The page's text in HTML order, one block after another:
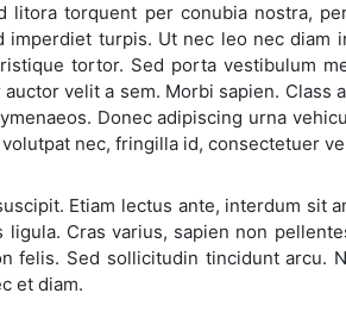
litora torquent per conubia nostra,
turpis. Ut nec leo nec diam
tortor. Sed porta vestibulum
velit a sem. Morbi sapien.
Donec adipiscing urna
nec, fringilla id, consectetuer
Etiam lectus ante, interdum sit
ligula. Cras varius, sapien non
felis. Sed sollicitudin tincidunt arcu.
et diam.